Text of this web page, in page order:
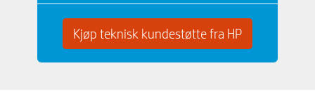
Kjøp teknisk kundestøtte fra HP